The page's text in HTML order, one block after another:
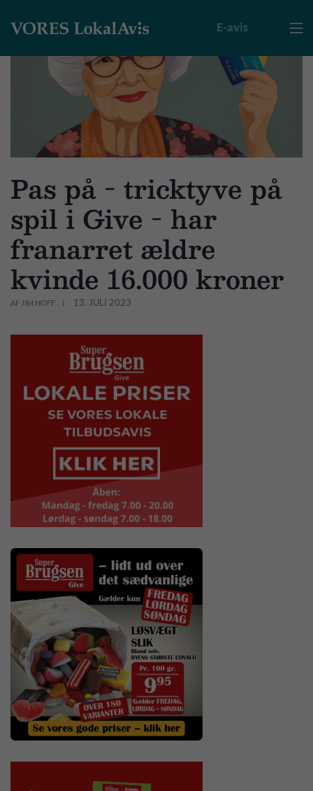

E-avis
Pas på - tricktyve på
spil i Give - har
franarret ældre
kvinde 16.000 kroner
AF JIM HOFF 13. JULI 2023